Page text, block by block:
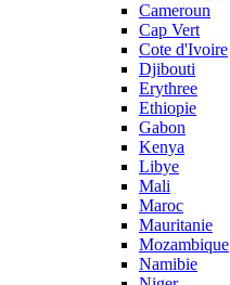
Cameroun
Cap Vert
Cote d'Ivoire
Djibouti
Erythree
Ethiopie
Gabon
Kenya
Libye
Mali
Maroc
Mauritanie
Mozambique
Namibie